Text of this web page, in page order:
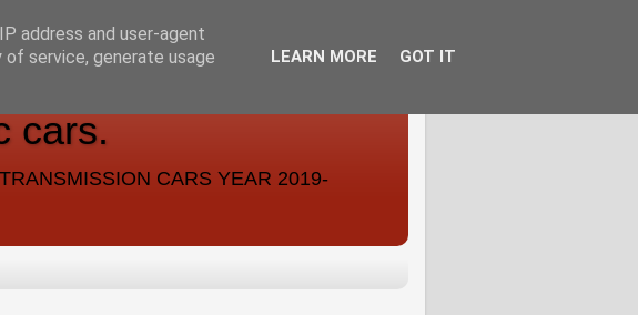
cars.
CARS YEAR 2019-
address and user-agent
service, generate usage
LEARN MORE GOT IT